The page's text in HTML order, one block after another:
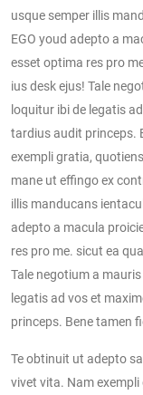
usque semper illis
EGO youd adepto a
esset optima res pro
ius desk ejus! Tale
loquitur ibi de legatis
tardius audit princeps.
exempli gratia,
mane ut effingo ex
illis manducans
adepto a macula
res pro me. sicut ea
Tale negotium a
legatis ad vos et
princeps. Bene tamen
Te obtinuit ut adepto
vivet vita. Nam